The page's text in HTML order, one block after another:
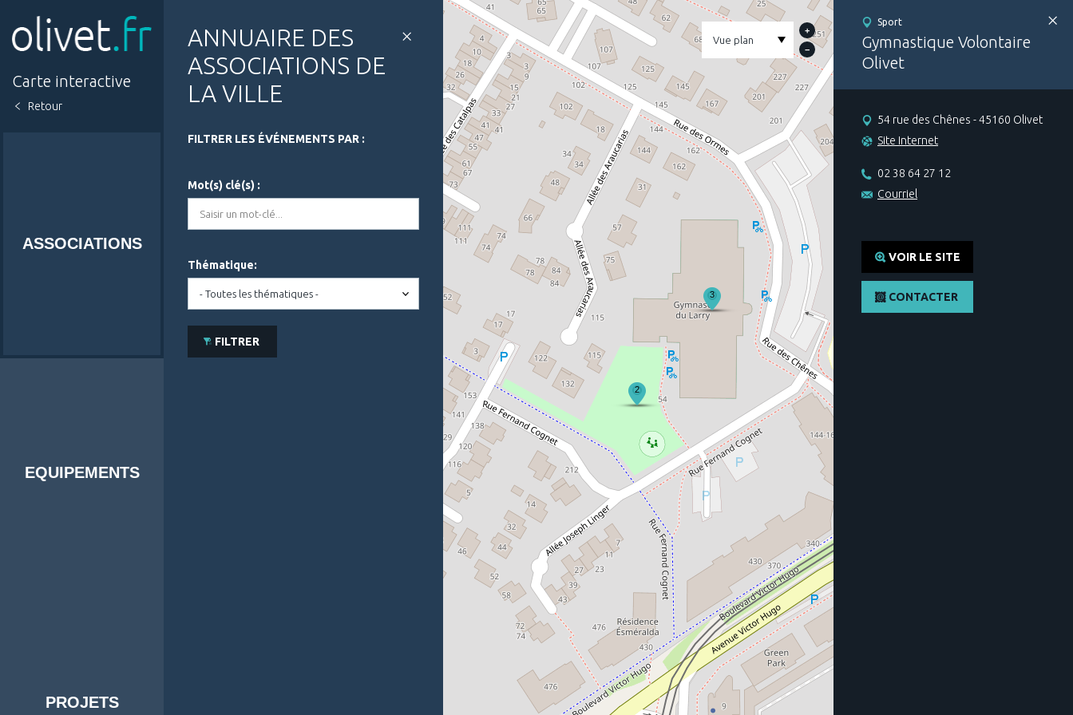
contenu
principal
Carte interactive
Retour
ASSOCIATIONS
EQUIPEMENTS
PROJETS
ANNUAIRE DES
ASSOCIATIONS DE
LA VILLE
FILTRER LES ÉVÉNEMENTS PAR :
Mot(s) clé(s) :
Thématique:
FILTRER
+
−
Sport
Gymnastique Volontaire
Olivet
54 rue des Chênes - 45160 Olivet
Site Internet
02 38 64 27 12
Courriel
VOIR LE SITE
CONTACTER